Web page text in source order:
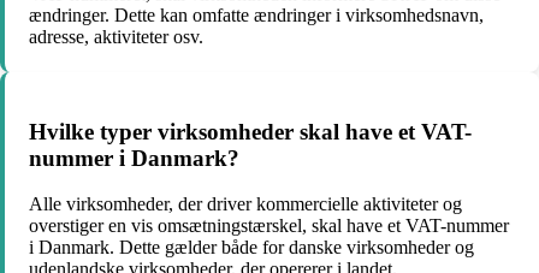
ændringer. Dette kan omfatte ændringer i virksomhedsnavn,
adresse, aktiviteter osv.
Hvilke typer virksomheder skal have et VAT-
nummer i Danmark?
Alle virksomheder, der driver kommercielle aktiviteter og
overstiger en vis omsætningstærskel, skal have et VAT-nummer
i Danmark. Dette gælder både for danske virksomheder og